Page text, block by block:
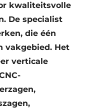
kwaliteitsvolle
De specialist
die één
vakgebied. Het
verticale